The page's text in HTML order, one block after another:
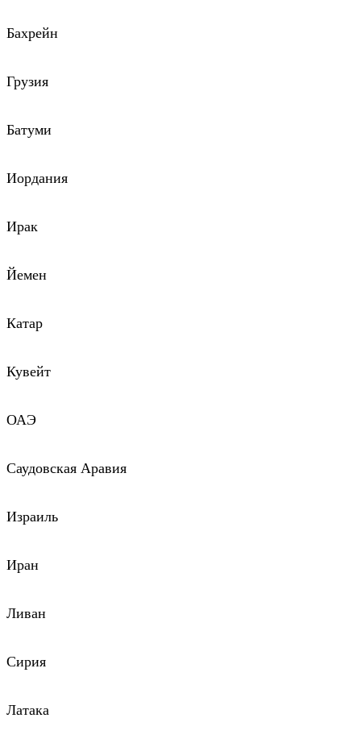
Бахрейн
Грузия
Батуми
Иордания
Ирак
Йемен
Катар
Кувейт
ОАЭ
Саудовская Аравия
Израиль
Иран
Ливан
Сирия
Латака